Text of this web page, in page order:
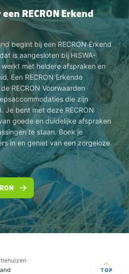
RECRON Erkend
begint bij een RECRON Erkend
is aangesloten bij HISWA-
werkt met heldere afspraken en
Een RECRON Erkende
RECRON Voorwaarden
die zijn
Je bent met deze RECRON
goede en duidelijke afspraken
te staan. Boek je
in en geniet van een zorgeloze
TOP